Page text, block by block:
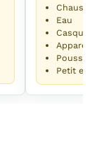
Eau
Appareil
Petit